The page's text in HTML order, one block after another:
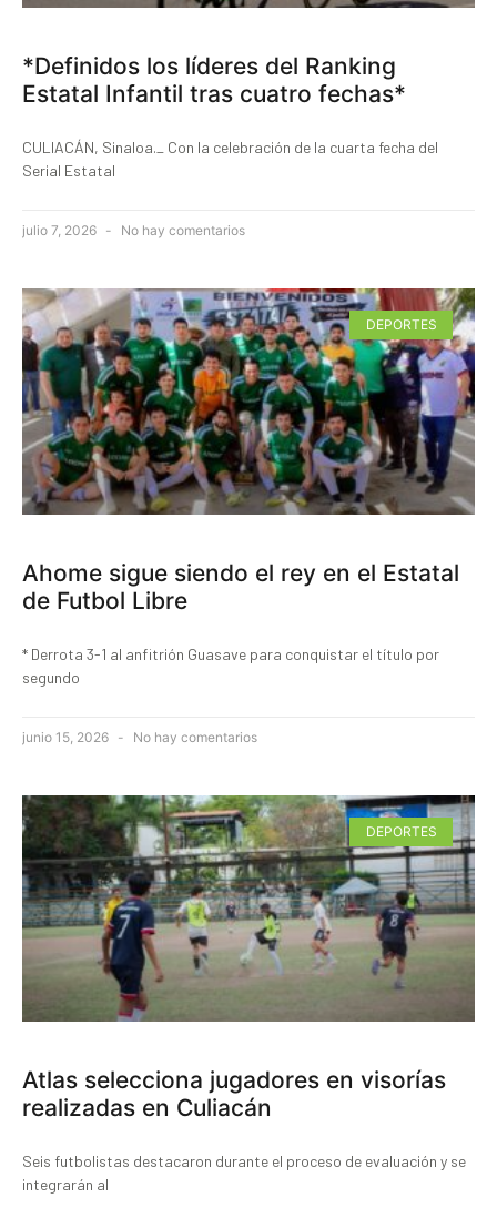
*Definidos los líderes del Ranking
Estatal Infantil tras cuatro fechas*
CULIACÁN, Sinaloa._ Con la celebración de la cuarta fecha del
Serial Estatal
julio 7, 2026 No hay comentarios
DEPORTES
Ahome sigue siendo el rey en el Estatal
de Futbol Libre
* Derrota 3-1 al anfitrión Guasave para conquistar el título por
segundo
junio 15, 2026 No hay comentarios
DEPORTES
Atlas selecciona jugadores en visorías
realizadas en Culiacán
Seis futbolistas destacaron durante el proceso de evaluación y se
integrarán al